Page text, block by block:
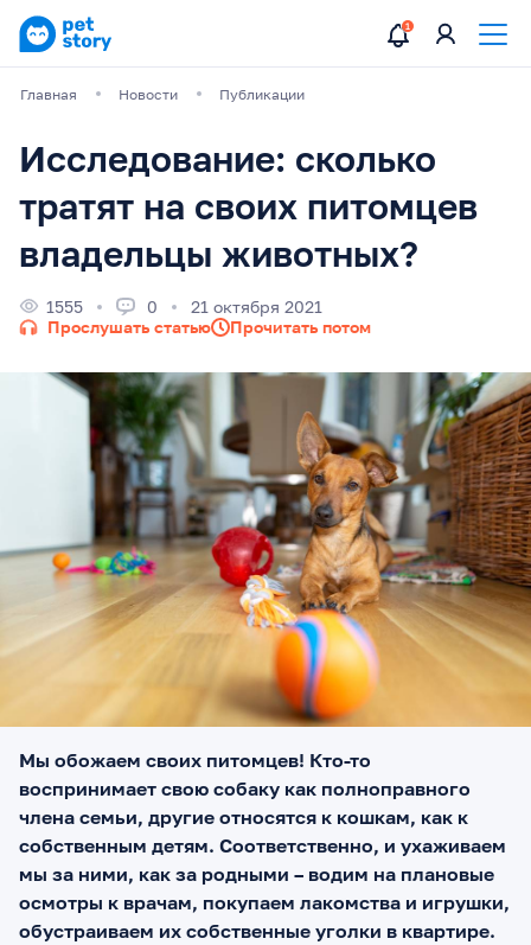
Главная Новости Публикации
Исследование: сколько
тратят на своих питомцев
владельцы животных?
1555 0
21 октября 2021
Прослушать статью
Прочитать потом
Мы обожаем своих питомцев! Кто-то
воспринимает свою собаку как полноправного
члена семьи, другие относятся к кошкам, как к
собственным детям. Соответственно, и ухаживаем
мы за ними, как за родными – водим на плановые
осмотры к врачам, покупаем лакомства и игрушки,
обустраиваем их собственные уголки в квартире.